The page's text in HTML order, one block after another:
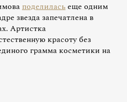
поделиласьеще одним
звезда запечатлена в
Артистка
красоту без
грамма косметики на